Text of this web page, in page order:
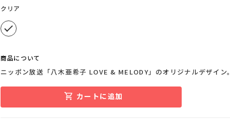
クリア
商品について
ニッポン放送「八木亜希子 LOVE & MELODY」のオリジナルデザイン。
カートに追加